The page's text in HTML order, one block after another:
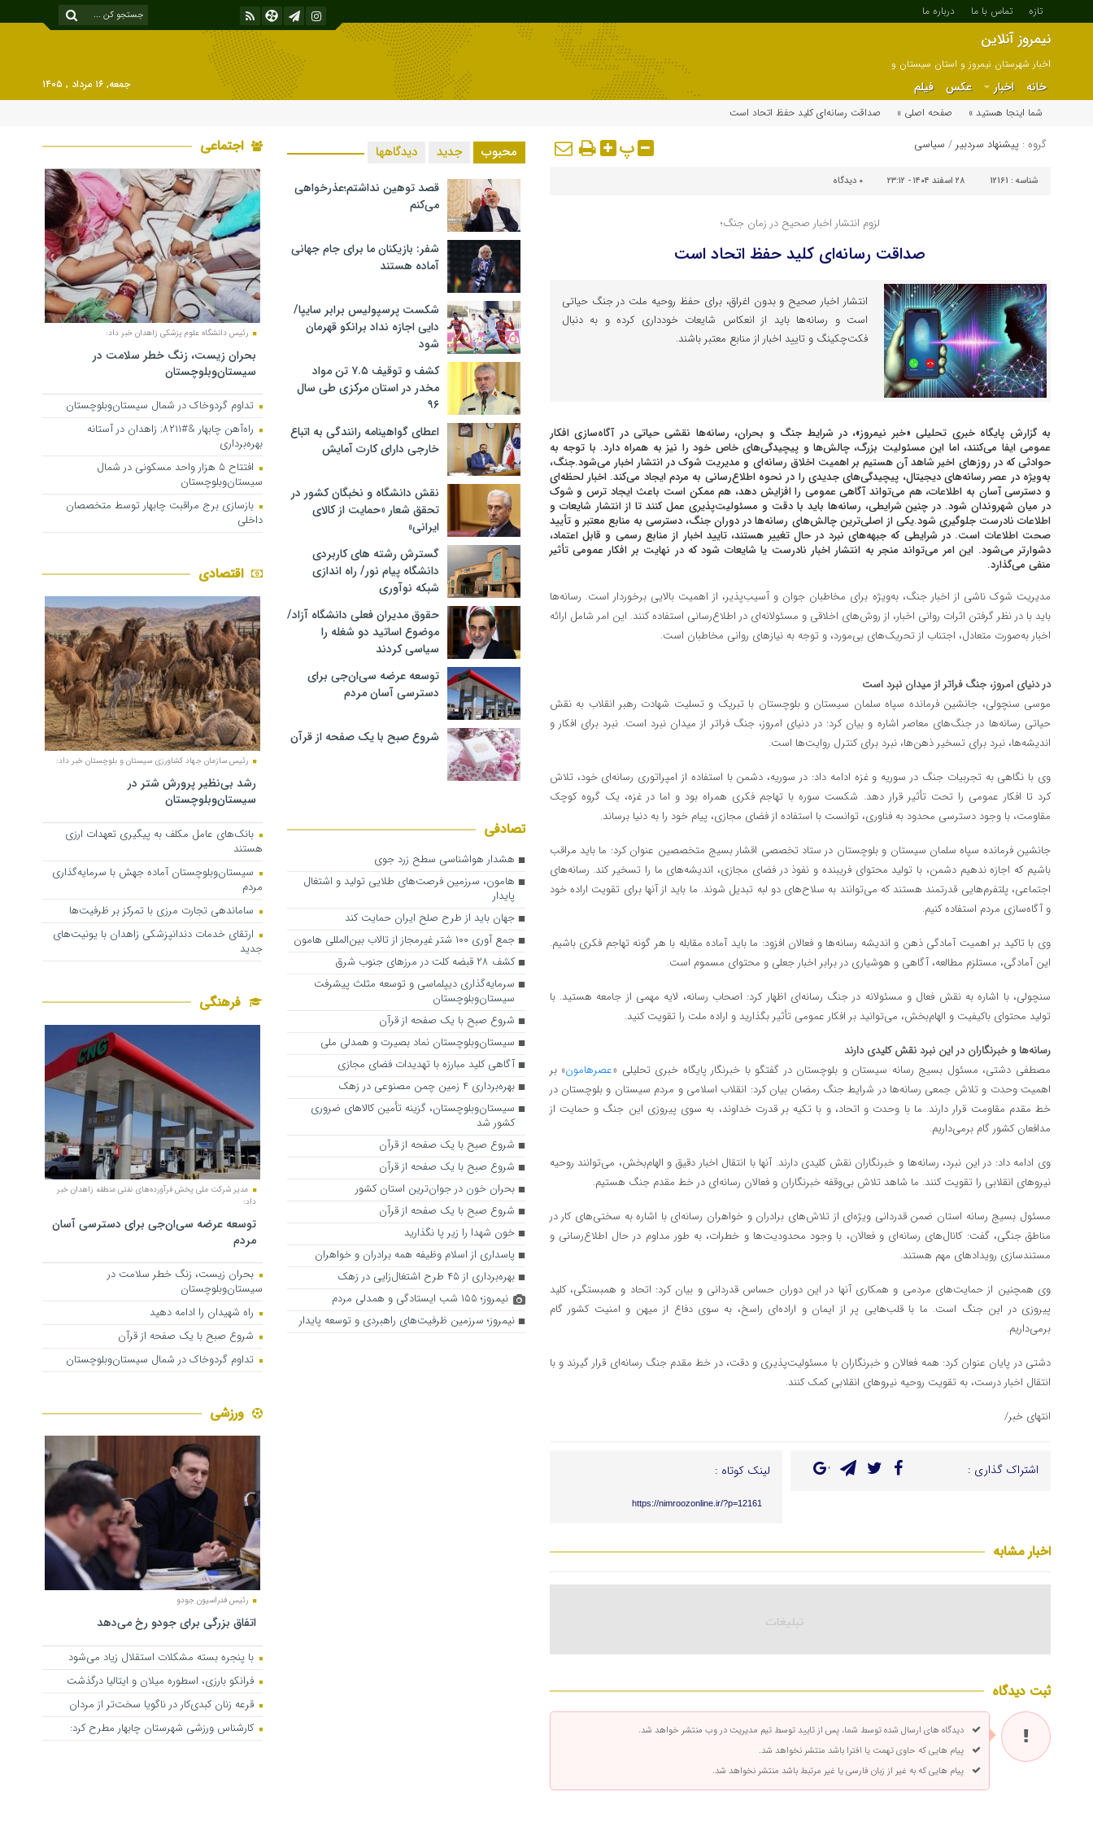
تازه تماس با ما درباره ما
نیمروز آنلاین
اخبار شهرستان نیمروز و استان سیستان و
بلوچستان
خانه اخبار عکس فیلم
جمعه, ۱۶ مرداد , ۱۴۰۵
شما اینجا هستید »
صفحه اصلی » صداقت رسانه‌ای کلید حفظ اتحاد است
گروه : پیشنهاد سردبیر / سیاسی پ
شناسه : 12161 ۲۸ اسفند ۱۴۰۴ - ۲۳:۱۲ ۰ دیدگاه
لزوم انتشار اخبار صحیح در زمان جنگ؛
صداقت رسانه‌ای کلید حفظ اتحاد است
انتشار اخبار صحیح و بدون اغراق، برای حفظ روحیه ملت در جنگ حیاتی
است و رسانه‌ها باید از انعکاس شایعات خودداری کرده و به دنبال
فکت‌چکینگ و تایید اخبار از منابع معتبر باشند.
به گزارش پایگاه خبری تحلیلی «خبر نیمروز»، در شرایط جنگ و بحران، رسانه‌ها نقشی حیاتی در آگاه‌سازی افکار
عمومی ایفا می‌کنند، اما این مسئولیت بزرگ، چالش‌ها و پیچیدگی‌های خاص خود را نیز به همراه دارد. با توجه به
حوادثی که در روزهای اخیر شاهد آن هستیم بر اهمیت اخلاق رسانه‌ای و مدیریت شوک در انتشار اخبار می‌شود.جنگ،
به‌ویژه در عصر رسانه‌های دیجیتال، پیچیدگی‌های جدیدی را در نحوه اطلاع‌رسانی به مردم ایجاد می‌کند. اخبار لحظه‌ای
و دسترسی آسان به اطلاعات، هم می‌تواند آگاهی عمومی را افزایش دهد، هم ممکن است باعث ایجاد ترس و شوک
در میان شهروندان شود. در چنین شرایطی، رسانه‌ها باید با دقت و مسئولیت‌پذیری عمل کنند تا از انتشار شایعات و
اطلاعات نادرست جلوگیری شود.یکی از اصلی‌ترین چالش‌های رسانه‌ها در دوران جنگ، دسترسی به منابع معتبر و تأیید
صحت اطلاعات است. در شرایطی که جبهه‌های نبرد در حال تغییر هستند، تایید اخبار از منابع رسمی و قابل اعتماد،
دشوارتر می‌شود. این امر می‌تواند منجر به انتشار اخبار نادرست یا شایعات شود که در نهایت بر افکار عمومی تأثیر
منفی می‌گذارد.
مدیریت شوک ناشی از اخبار جنگ، به‌ویژه برای مخاطبان جوان و آسیب‌پذیر، از اهمیت بالایی برخوردار است. رسانه‌ها
باید با در نظر گرفتن اثرات روانی اخبار، از روش‌های اخلاقی و مسئولانه‌ای در اطلاع‌رسانی استفاده کنند. این امر شامل ارائه
اخبار به‌صورت متعادل، اجتناب از تحریک‌های بی‌مورد، و توجه به نیازهای روانی مخاطبان است.
در دنیای امروز، جنگ فراتر از میدان نبرد است
موسی سنچولی، جانشین فرمانده سپاه سلمان سیستان و بلوچستان با تبریک و تسلیت شهادت رهبر انقلاب به نقش
حیاتی رسانه‌ها در جنگ‌های معاصر اشاره و بیان کرد: در دنیای امروز، جنگ فراتر از میدان نبرد است. نبرد برای افکار و
اندیشه‌ها، نبرد برای تسخیر ذهن‌ها، نبرد برای کنترل روایت‌ها است.
وی با نگاهی به تجربیات جنگ در سوریه و غزه ادامه داد: در سوریه، دشمن با استفاده از امپراتوری رسانه‌ای خود، تلاش
کرد تا افکار عمومی را تحت تأثیر قرار دهد. شکست سوره با تهاجم فکری همراه بود و اما در غزه، یک گروه کوچک
مقاومت، با وجود دسترسی محدود به فناوری، توانست با استفاده از فضای مجازی، پیام خود را به دنیا برساند.
جانشین فرمانده سپاه سلمان سیستان و بلوچستان در ستاد تخصصی اقشار بسیج متخصصین عنوان کرد: ما باید مراقب
باشیم که اجازه ندهیم دشمن، با تولید محتوای فریبنده و نفوذ در فضای مجازی، اندیشه‌های ما را تسخیر کند. رسانه‌های
اجتماعی، پلتفرم‌هایی قدرتمند هستند که می‌توانند به سلاح‌های دو لبه تبدیل شوند. ما باید از آنها برای تقویت اراده خود
و آگاه‌سازی مردم استفاده کنیم.
وی با تاکید بر اهمیت آمادگی ذهن و اندیشه رسانه‌ها و فعالان افزود: ما باید آماده مقابله با هر گونه تهاجم فکری باشیم.
این آمادگی، مستلزم مطالعه، آگاهی و هوشیاری در برابر اخبار جعلی و محتوای مسموم است.
سنچولی، با اشاره به نقش فعال و مسئولانه در جنگ رسانه‌ای اظهار کرد: اصحاب رسانه، لایه مهمی از جامعه هستید. با
تولید محتوای باکیفیت و الهام‌بخش، می‌توانید بر افکار عمومی تأثیر بگذارید و اراده ملت را تقویت کنید.
رسانه‌ها و خبرنگاران در این نبرد نقش کلیدی دارند
مصطفی دشتی، مسئول بسیج رسانه سیستان و بلوچستان در گفتگو با خبرنگار پایگاه خبری تحلیلی «عصرهامون» بر
اهمیت وحدت و تلاش جمعی رسانه‌ها در شرایط جنگ رمضان بیان کرد: انقلاب اسلامی و مردم سیستان و بلوچستان در
خط مقدم مقاومت قرار دارند. ما با وحدت و اتحاد، و با تکیه بر قدرت خداوند، به سوی پیروزی این جنگ و حمایت از
مدافعان کشور گام برمی‌داریم.
وی ادامه داد: در این نبرد، رسانه‌ها و خبرنگاران نقش کلیدی دارند. آنها با انتقال اخبار دقیق و الهام‌بخش، می‌توانند روحیه
نیروهای انقلابی را تقویت کنند. ما شاهد تلاش بی‌وقفه خبرنگاران و فعالان رسانه‌ای در خط مقدم جنگ هستیم.
مسئول بسیج رسانه استان ضمن قدردانی ویژه‌ای از تلاش‌های برادران و خواهران رسانه‌ای با اشاره به سختی‌های کار در
مناطق جنگی، گفت: کانال‌های رسانه‌ای و فعالان، با وجود محدودیت‌ها و خطرات، به طور مداوم در حال اطلاع‌رسانی و
مستندسازی رویدادهای مهم هستند.
وی همچنین از حمایت‌های مردمی و همکاری آنها در این دوران حساس قدردانی و بیان کرد: اتحاد و همبستگی، کلید
پیروزی در این جنگ است. ما با قلب‌هایی پر از ایمان و اراده‌ای راسخ، به سوی دفاع از میهن و امنیت کشور گام
برمی‌داریم.
دشتی در پایان عنوان کرد: همه فعالان و خبرنگاران با مسئولیت‌پذیری و دقت، در خط مقدم جنگ رسانه‌ای قرار گیرند و با
انتقال اخبار درست، به تقویت روحیه نیروهای انقلابی کمک کنند.
انتهای خبر/
اشتراک گذاری : لینک کوتاه :
https://nimroozonline.ir/?p=12161
اخبار مشابه
ثبت دیدگاه
دیدگاه های ارسال شده توسط شما، پس از تایید توسط تیم مدیریت در وب منتشر خواهد شد.
پیام هایی که حاوی تهمت یا افترا باشد منتشر نخواهد شد.
پیام هایی که به غیر از زبان فارسی یا غیر مرتبط باشد منتشر نخواهد شد.
محبوب جدید دیدگاهها
قصد توهین نداشتم؛عذرخواهی
می‌کنم
شفر: بازیکنان ما برای جام جهانی
آماده هستند
شکست پرسپولیس برابر سایپا/
دایی اجازه نداد برانکو قهرمان
شود
کشف و توقیف ۷.۵ تن مواد
مخدر در استان مرکزی طی سال
۹۶
اعطای گواهینامه رانندگی به اتباع
خارجی دارای کارت آمایش
نقش دانشگاه و نخبگان کشور در
تحقق شعار «حمایت از کالای
ایرانی»
گسترش رشته های کاربردی
دانشگاه پیام نور/ راه اندازی
شبکه نوآوری
حقوق مدیران فعلی دانشگاه آزاد/
موضوع اساتید دو شغله را
سیاسی کردند
توسعه عرضه سی‌ان‌جی برای
دسترسی آسان مردم
شروع صبح با یک صفحه از قرآن
تصادفی
هشدار هواشناسی سطح زرد جوی
هامون، سرزمین فرصت‌های طلایی تولید و اشتغال
پایدار
جهان باید از طرح صلح ایران حمایت کند
جمع آوری ۱۰۰ شتر غیرمجاز از تالاب بین‌المللی هامون
کشف ۲۸ قبضه کلت در مرزهای جنوب شرق
سرمایه‌گذاری دیپلماسی و توسعه مثلث پیشرفت
سیستان‌وبلوچستان
شروع صبح با یک صفحه از قرآن
سیستان‌‌وبلوچستان نماد بصیرت و همدلی ملی
آگاهی‌ کلید مبارزه با تهدیدات فضای مجازی
بهره‌برداری ۴ زمین چمن مصنوعی در زهک
سیستان‌وبلوچستان، گزینه‌ تأمین کالاهای ضروری
کشور شد
شروع صبح با یک صفحه از قرآن
شروع صبح با یک صفحه از قرآن
بحران خون در جوان‌ترین استان کشور
شروع صبح با یک صفحه از قرآن
خون شهدا را زیر پا نگذارید
پاسداری از اسلام وظیفه همه برادران و خواهران
بهره‌برداری از ۴۵ طرح اشتغال‌زایی در زهک
نیمروز؛ ۱۵۵ شب ایستادگی و همدلی مردم
نیمروز؛ سرزمین ظرفیت‌های راهبردی و توسعه پایدار
اجتماعی
رئیس دانشگاه علوم پزشکی زاهدان خبر داد:
بحران زیست، زنگ خطر سلامت در
سیستان‌وبلوچستان
تداوم گردوخاک در شمال سیستان‌وبلوچستان
راه‌آهن چابهار &#۸۲۱۱; زاهدان در آستانه
بهره‌برداری
افتتاح ۵ هزار واحد مسکونی در شمال
سیستان‌وبلوچستان
بازسازی برج مراقبت چابهار توسط متخصصان
داخلی
اقتصادی
رئیس سازمان جهاد کشاورزی سیستان و بلوچستان خبر داد:
رشد بی‌نظیر پرورش شتر در
سیستان‌وبلوچستان
بانک‌های عامل مکلف به پیگیری تعهدات ارزی
هستند
سیستان‌وبلوچستان آماده جهش با سرمایه‌گذاری
مردم
ساماندهی تجارت مرزی با تمرکز بر ظرفیت‌ها
ارتقای خدمات دندانپزشکی زاهدان با یونیت‌های
جدید
فرهنگی
مدیر شرکت ملی پخش فرآورده‌های نفتی منطقه زاهدان خبر
داد:
توسعه عرضه سی‌ان‌جی برای دسترسی آسان
مردم
بحران زیست، زنگ خطر سلامت در
سیستان‌وبلوچستان
راه شهیدان را ادامه دهید
شروع صبح با یک صفحه از قرآن
تداوم گردوخاک در شمال سیستان‌وبلوچستان
ورزشی
رئیس فدراسیون جودو
اتفاق بزرگی برای جودو رخ می‌دهد
با پنجره بسته مشکلات استقلال زیاد می‌شود
فرانکو بارزی، اسطوره میلان و ایتالیا درگذشت
قرعه زنان کبدی‌کار در ناگویا سخت‌تر از مردان
کارشناس ورزشی شهرستان چابهار مطرح کرد: